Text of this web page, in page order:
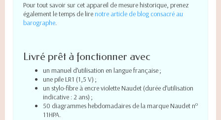
Pour tout savoir sur cet appareil de mesure historique, prenez
également le temps de lirenotre article de blog consacré au
barographe.
Livré prêt à fonctionner avec
un manuel d’utilisation en langue française ;
une pile LR1 (1,5 V) ;
un stylo-fibre à encre violette Naudet (durée d’utilisation
indicative : 2 ans) ;
50 diagrammes hebdomadaires de la marque Naudet no
11HPA.